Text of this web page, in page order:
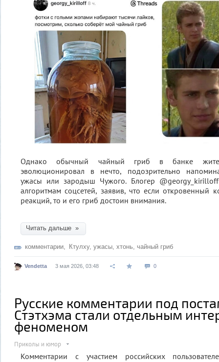
Однако обычный чайный гриб в банке
эволюционировал в нечто, подозрительно
ужасы или зародыш Чужого. Блогер
алгоритмам соцсетей, заявив, что если откровенный
реакций, то и его гриб достоин внимания.
Читать дальше »
комментарии, Ктулху, ужасы, хтонь, чайный гриб
Vendetta 3 мая 2026, 03:48 0
Русские комментарии под
Стэтхэма стали отдельным
феноменом
Приколы и юмор
Комментарии с участием российских